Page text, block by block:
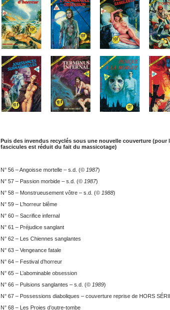
Puis des invendus recyclés sous une nouvelle couverture
fascicules est réduit du fait du massicotage)
N° 56 – Angoisse mortelle – s.d. (© 1987)
N° 57 – Passion morbide – s.d. (© 1987)
N° 58 – Monstrueusement vôtre – s.d. (© 1988)
N° 59 – L’horreur blême
N° 60 – Sacrifice infernal
N° 61 – Préjudice sanglant
N° 62 – Les Chiennes sanglantes
N° 63 – Vengeance fatale
N° 64 – Festival d’horreur
N° 65 – L’abominable obsession
N° 66 – Pulsions sanglantes – s.d. (© 1989)
N° 67 – Possessions diaboliques – couverture reprise de HORS
N° 68 – Les Proies d’outre-tombe